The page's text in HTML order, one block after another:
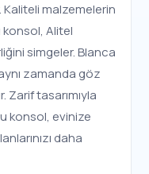
Kaliteli malzemelerin
konsol, Alitel
simgeler. Blanca
zamanda göz
Zarif tasarımıyla
konsol, evinize
daha